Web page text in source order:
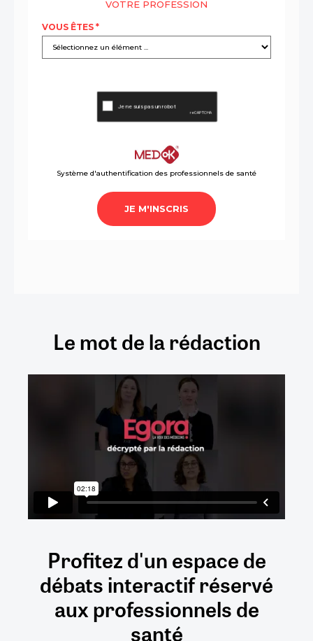
Le mot de la rédaction
Profitez d'un espace de
débatsinteractifréservé
auxprofessionnels de
santé